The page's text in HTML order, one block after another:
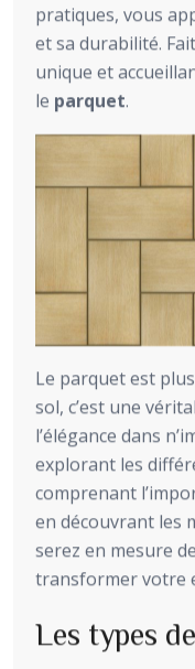
pratiques, vous
et sa durabilité.
unique et
le parquet.
Le parquet est
sol, c’est une
l’élégance dans
explorant les
comprenant
en découvrant les
serez en mesure
transformer votre
Les types